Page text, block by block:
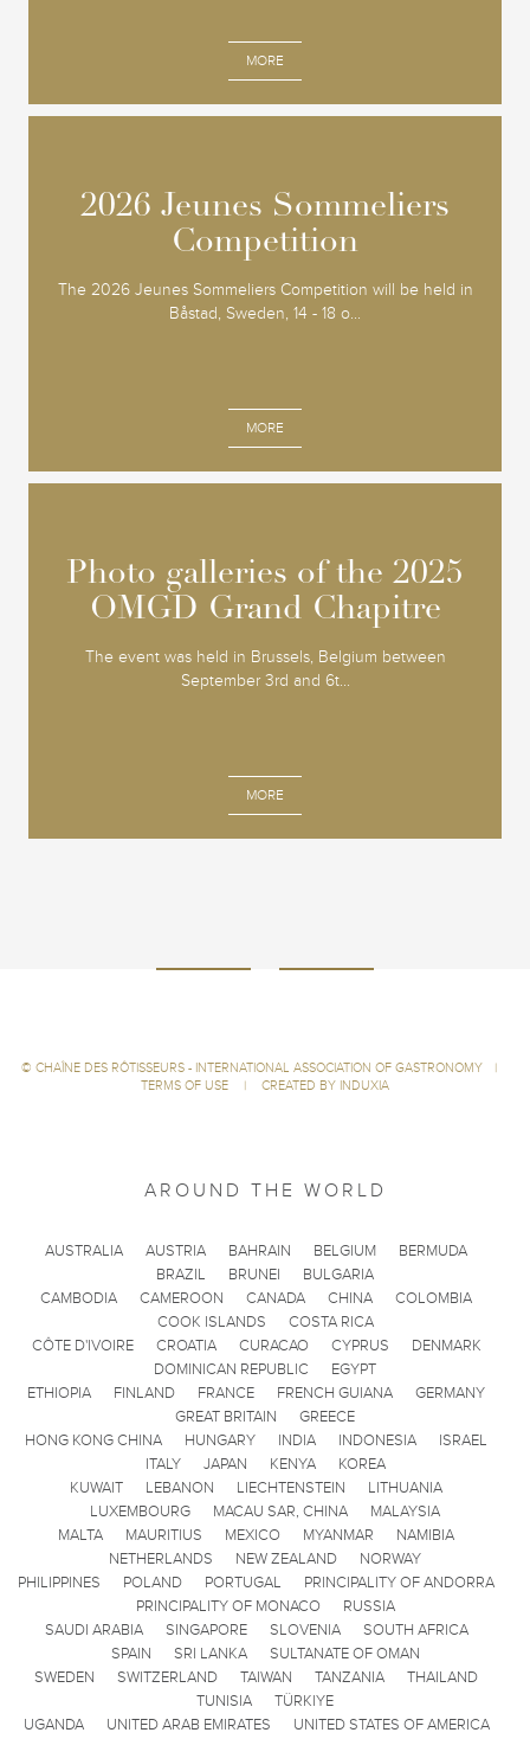
MORE
2026 Jeunes Sommeliers
Competition
The 2026 Jeunes Sommeliers Competition will be held in
Båstad, Sweden, 14 - 18 o...
MORE
2026 Jeunes Sommeliers
Competition
Photo galleries of the 2025
OMGD Grand Chapitre
The event was held in Brussels, Belgium between
September 3rd and 6t...
MORE
Photo galleries of the 2025
OMGD Grand Chapitre
© CHAÎNE DES RÔTISSEURS - INTERNATIONAL ASSOCIATION OF GASTRONOMY
|
TERMS OF USE
| CREATED BY INDUXIA
AROUND THE WORLD
AUSTRALIA AUSTRIA BAHRAIN BELGIUM
BERMUDA
BRAZIL
BRUNEI
BULGARIA
CAMBODIA
CAMEROON CANADA CHINA
COLOMBIA
COOK ISLANDS
COSTA RICA
CÔTE D'IVOIRE
CROATIA CURACAO CYPRUS
DENMARK
DOMINICAN REPUBLIC
EGYPT
ETHIOPIA
FINLAND FRANCE FRENCH GUIANA
GERMANY
GREAT BRITAIN
GREECE
HONG KONG CHINA
HUNGARY INDIA INDONESIA
ISRAEL
ITALY
JAPAN KENYA
KOREA
KUWAIT
LEBANON LIECHTENSTEIN
LITHUANIA
LUXEMBOURG
MACAU SAR, CHINA
MALAYSIA
MALTA
MAURITIUS MEXICO MYANMAR
NAMIBIA
NETHERLANDS
NEW ZEALAND
NORWAY
PHILIPPINES
POLAND PORTUGAL
PRINCIPALITY OF ANDORRA
PRINCIPALITY OF MONACO
RUSSIA
SAUDI ARABIA
SINGAPORE SLOVENIA
SOUTH AFRICA
SPAIN
SRI LANKA
SULTANATE OF OMAN
SWEDEN
SWITZERLAND TAIWAN TANZANIA
THAILAND
TUNISIA
TÜRKIYE
UGANDA
UNITED ARAB EMIRATES
UNITED STATES OF AMERICA